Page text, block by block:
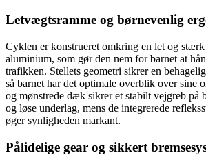
Letvægtsramme og børnevenlig
Cyklen er konstrueret omkring en let og
aluminium, som gør den nem for barnet at
trafikken. Stellets geometri sikrer en
så barnet har det optimale overblik over sine
og mønstrede dæk sikrer et stabilt vejgreb på
og løse underlag, mens de integrerede
øger synligheden markant.
Pålidelige gear og sikkert